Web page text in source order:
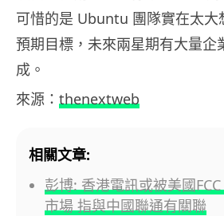
可惜的是 Ubuntu 團隊實在太大
預期目標，未來兩星期有大量企
成。
來源： thenextweb
相關文章:
彭博: 香港電訊或被美國
市場 指與中國聯通有關聯